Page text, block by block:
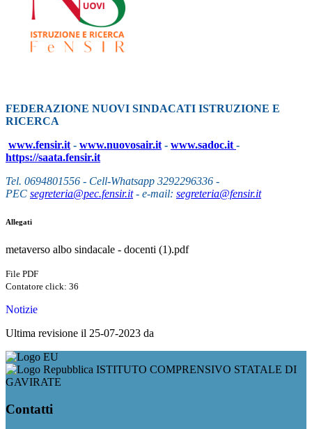
FEDERAZIONE NUOVI SINDACATI ISTRUZIONE E
RICERCA
www.fensir.it - www.nuovosair.it - www.sadoc.it -
https://saata.fensir.it
Tel. 0694801556 - Cell-Whatsapp 3292296336 -
PEC segreteria@pec.fensir.it- e-mail: segreteria@fensir.it
Allegati
metaverso albo sindacale - docenti (1).pdf
File PDF
Contatore click: 36
Notizie
Ultima revisione il 25-07-2023 da
ISTITUTO COMPRENSIVO STATALE DI
GAVIRATE
Contatti